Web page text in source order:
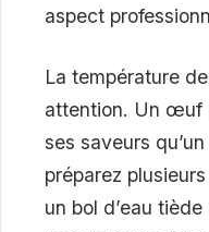
aspect
La température
attention. Un œuf
ses saveurs
préparez
un bol d’eau